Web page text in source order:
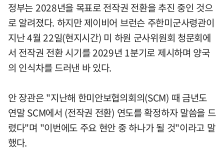
정부는 2028년을 목표로 전작권 전환을 추진 중인 것으
로 알려졌다. 하지만 제이비어 브런슨 주한미군사령관이
지난 4월 22일(현지시간) 미 하원 군사위원회 청문회에
서 전작권 전환 시기를 2029년 1분기로 제시하며 양국
의 인식차를 드러낸 바 있다.
안 장관은 "지난해 한미안보협의회의(SCM) 때 금년도
연말 SCM에서 (전작권 전환) 연도를 확정하자 말씀을 드
렸다"며 "이번에도 주요 현안 중 하나가 될 것"이라고 말
했다.